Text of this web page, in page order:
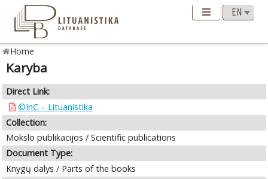
Home
Karyba
Direct Link:
©InC – Lituanistika
Collection:
Mokslo publikacijos / Scientific publications
Document Type:
Knygų dalys / Parts of the books